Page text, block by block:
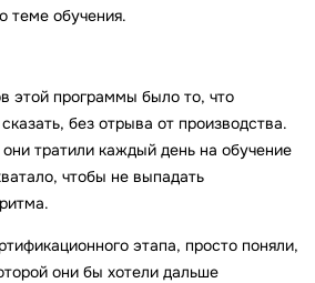
теме обучения.
этой программы было то, что
без отрыва от производства.
тратили каждый день на обучение
чтобы не выпадать
этапа, просто поняли,
они бы хотели дальше